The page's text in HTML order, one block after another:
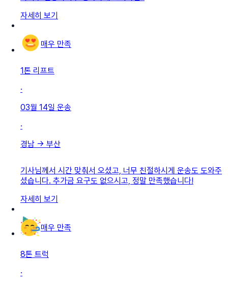
자세히 보기
매우 만족
1톤 리프트
·
03월 14일 운송
·
경남 → 부산
기사님께서 시간 맞춰서 오셨고, 너무 친절하시게 운송도 도와주
셨습니다. 추가금 요구도 없으시고, 정말 만족했습니다!
자세히 보기
매우 만족
8톤 트럭
·